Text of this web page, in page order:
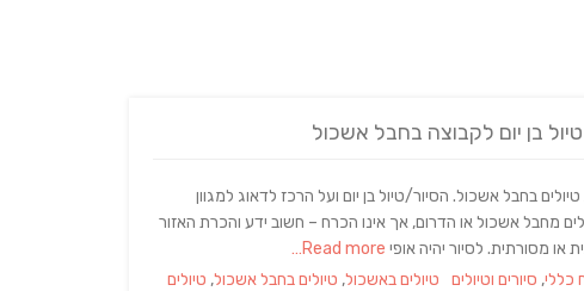
בן יום לקבוצה בחבל אשכול
בחבל אשכול. הסיור/טיול בן יום ועל הרכז לדאוג למגוון
מחבל אשכול או הדרום, אך אינו הכרח – חשוב ידע והכרת האזור
כללי, סיורים וטיולים Tags
טיולים באשכול, טיולים בחבל אשכול, טיולים